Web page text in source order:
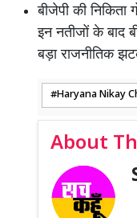
बीजेपी की
इन नतीजों के बाद
बड़ा राजनीतिक
Haryana Nikay
About